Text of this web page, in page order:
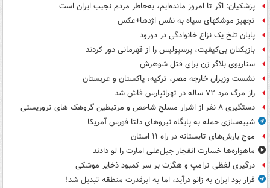
پزشکیان: اگر تا امروز مانده‌ایم، به‌خاطر مردم نجیب ایران است
تجهیز موشکهای سپاه به نفس اژدها+عکس
پایان تلخ یک نزاع خانوادگی در دورود
بازیکنان بی‌کیفیت، پرسپولیس را از قهرمانی دور کردند
سناریوی بلاگر زن برای قتل شوهرش
نشست وزیران خارجه مصر، ترکیه، پاکستان و عربستان
راز مرگ مرد ۷۲ ساله در تهرانپارس فاش شد
دستگیری ۸ نفر از اشرار مسلح شاخص و مرتبطین گروهک های تروریستی
شبیه‌سازی حمله به پایگاه نیروهای دلتا فورس آمریکا
موج بارش‌های تابستانه در راه ۱۱ استان
ماهواره‌ها خسارت انفجار جبل‌علی امارت را لو دادند
درگیری لفظی ترامپ و هگزث بر سر کمبود ذخایر موشکی
قرار بود ایران به زانو درآید، اما به ابرقدرت منطقه تبدیل شد!